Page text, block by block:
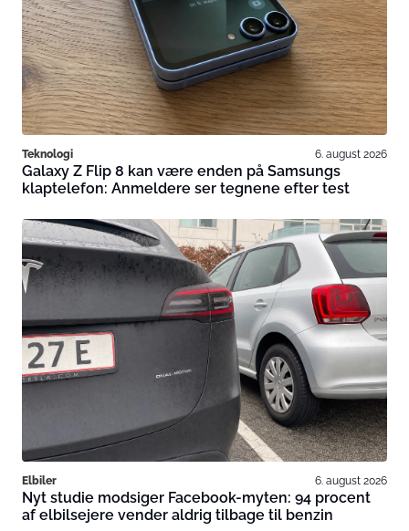
Teknologi 6. august 2026
Galaxy Z Flip 8 kan være enden på Samsungs
klaptelefon: Anmeldere ser tegnene efter test
Elbiler 6. august 2026
Nyt studie modsiger Facebook-myten: 94 procent
af elbilsejere vender aldrig tilbage til benzin